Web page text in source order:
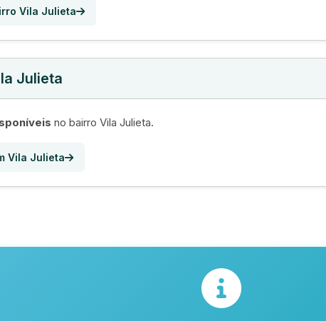
Vila Julieta
Julieta
no bairro Vila Julieta.
Vila Julieta